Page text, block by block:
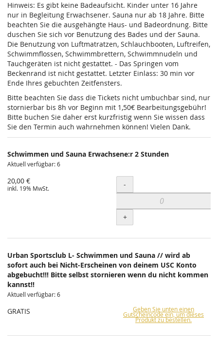
Hinweis: Es gibt keine Badeaufsicht. Kinder unter 16 Jahre
nur in Begleitung Erwachsener. Sauna nur ab 18 Jahre. Bitte
beachten Sie die ausgehängte Haus- und Badeordnung. Bitte
duschen Sie sich vor Benutzung des Bades und der Sauna.
Die Benutzung von Luftmatratzen, Schlauchbooten, Luftreifen,
Schwimmflossen, Schwimmbrettern, Schwimmnudeln und
Tauchgeräten ist nicht gestattet. - Das Springen vom
Beckenrand ist nicht gestattet. Letzter Einlass: 30 min vor
Ende Ihres gebuchten Zeitfensters.
Bitte beachten Sie dass die Tickets nicht umbuchbar sind, nur
stornierbar bis 8h vor Beginn mit 1,50€ Bearbeitungsgebühr!
Bitte buchen Sie daher erst kurzfristig wenn Sie wissen dass
Sie den Termin auch wahrnehmen können! Vielen Dank.
Schwimmen und Sauna Erwachsene:r 2 Stunden
Aktuell verfügbar: 6
20,00 €
inkl. 19% MwSt. Menge
-
+
Urban Sportsclub L- Schwimmen und Sauna // wird ab
sofort auch bei Nicht-Erscheinen von deinem USC Konto
abgebucht!!! Bitte selbst stornieren wenn du nicht kommen
kannst!!
Aktuell verfügbar: 6
GRATIS Geben Sie unten einen
Gutscheincode ein, um dieses
Produkt zu bestellen.